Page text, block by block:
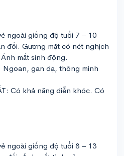
ngoài giống độ tuổi 7 – 10
đối. Gương mặt có nét nghịch
mắt sinh động.
Ngoan, gan dạ, thông minh
Có khả năng diễn khóc. Có
ngoài giống độ tuổi 8 – 13